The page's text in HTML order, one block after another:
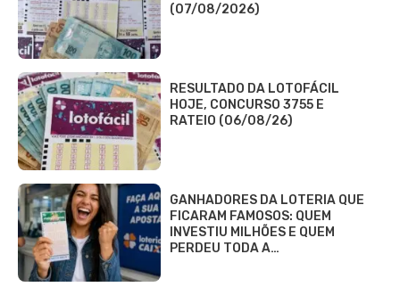
(07/08/2026)
RESULTADO DA LOTOFÁCIL
HOJE, CONCURSO 3755 E
RATEIO (06/08/26)
GANHADORES DA LOTERIA QUE
FICARAM FAMOSOS: QUEM
INVESTIU MILHÕES E QUEM
PERDEU TODA A…